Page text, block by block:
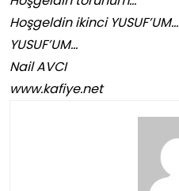
Hoşgeldin ikinci YUSUF’UM…
YUSUF’UM…
Nail AVCI
www.kafiye.net